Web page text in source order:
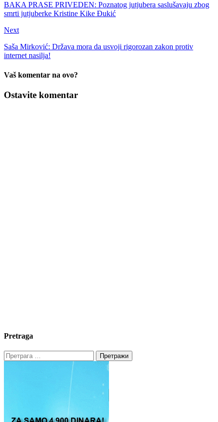
BAKA PRASE PRIVEDEN: Poznatog jutjubera saslušavaju zbog
smrti jutjuberke Kristine Kike Đukić
Next
Saša Mirković: Država mora da usvoji rigorozan zakon protiv
internet nasilja!
Vaš komentar na ovo?
Ostavite komentar
Pretraga
Претрага
за: